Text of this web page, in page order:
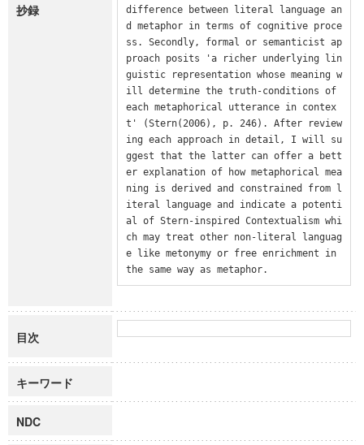
抄録
difference between literal language an
d metaphor in terms of cognitive proce
ss. Secondly, formal or semanticist ap
proach posits 'a richer underlying lin
guistic representation whose meaning w
ill determine the truth-conditions of
each metaphorical utterance in contex
t' (Stern(2006), p. 246). After review
ing each approach in detail, I will su
ggest that the latter can offer a bett
er explanation of how metaphorical mea
ning is derived and constrained from l
iteral language and indicate a potenti
al of Stern-inspired Contextualism whi
ch may treat other non-literal languag
e like metonymy or free enrichment in
the same way as metaphor.
目次
キーワード
NDC